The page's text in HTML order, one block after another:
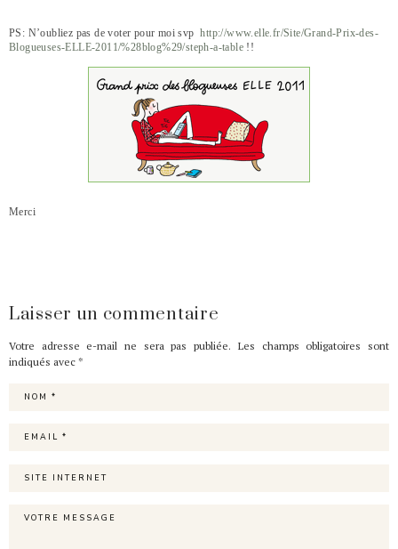
PS: N’oubliez pas de voter pour moi svphttp://www.elle.fr/Site/Grand-Prix-des-
Blogueuses-ELLE-2011/%28blog%29/steph-a-table !!
Merci
Laisser un commentaire
Votre adresse e-mail ne sera pas publiée. Les champs obligatoires sont
indiqués avec *